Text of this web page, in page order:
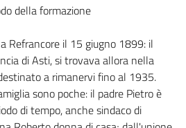
della formazione
Refrancore il 15 giugno 1899: il
di Asti, si trovava allora nella
a rimanervi fino al 1935.
sono poche: il padre Pietro è
di tempo, anche sindaco di